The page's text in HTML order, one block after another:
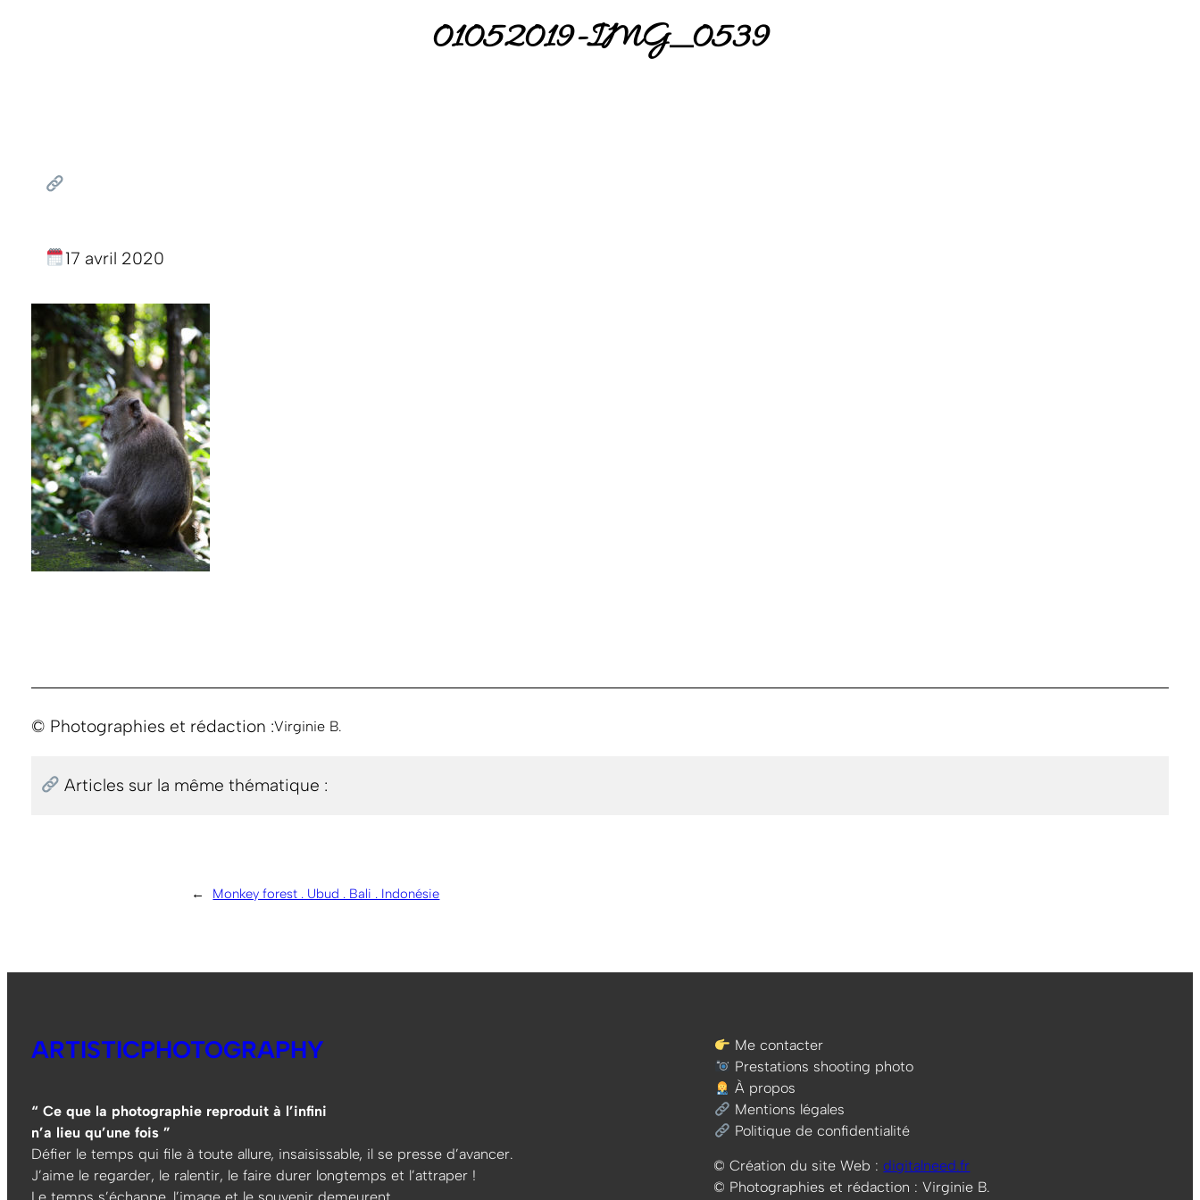
01052019-IMG_0539
17 avril 2020
© Photographies et rédaction :Virginie B.
Articles sur la même thématique :
← Monkey forest . Ubud . Bali . Indonésie
ARTISTICPHOTOGRAPHY
“ Ce que la photographie reproduit à l’infini
n’a lieu qu’une fois ”
Défier le temps qui file à toute allure, insaisissable, il se presse d’avancer.
J’aime le regarder, le ralentir, le faire durer longtemps et l’attraper !
Me contacter
Prestations shooting photo
À propos
Mentions légales
Politique de confidentialité
© Création du site Web : digitalneed.fr
© Photographies et rédaction : Virginie B.